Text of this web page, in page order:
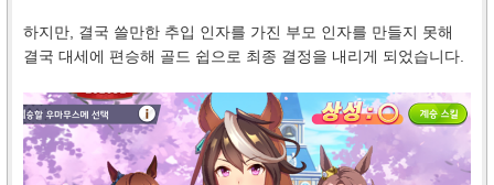
하지만, 결국 쓸만한 추입 인자를 가진 부모 인자를 만들지 못해
결국 대세에 편승해 골드 쉽으로 최종 결정을 내리게 되었습니다.